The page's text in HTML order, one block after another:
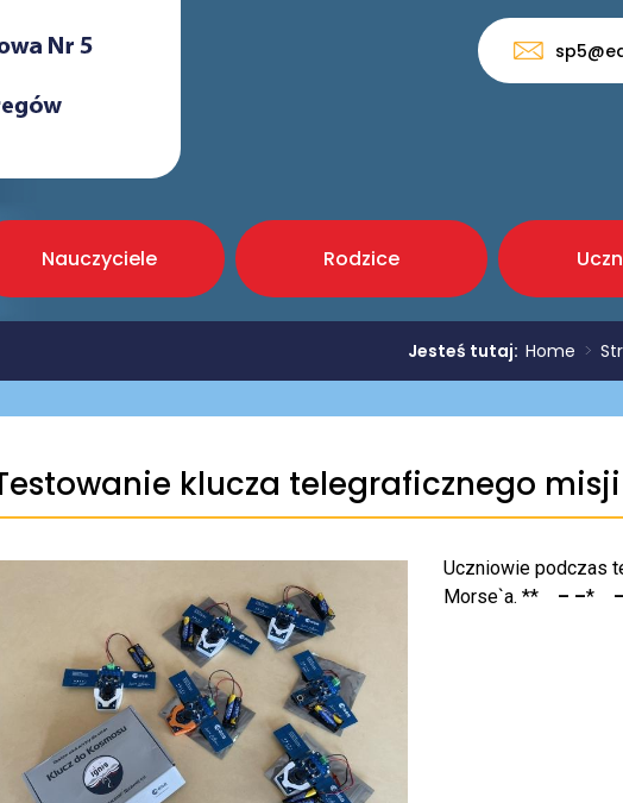
Nauczyciele Rodzice
Jesteś tutaj: Home >
klucza telegraficznego misji
Uczniowie podczas
Morse`a. ** – –* –